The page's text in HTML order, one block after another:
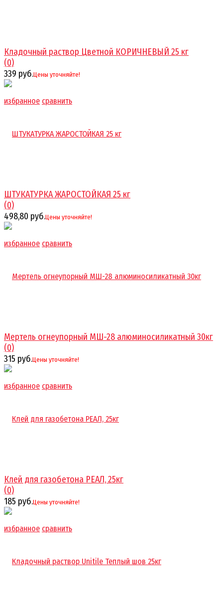
избранное сравнить
Кладочный раствор Цветной КОРИЧНЕВЫЙ 25 кг
(0)
339 руб.Цены уточняйте!
избранное сравнить
ШТУКАТУРКА ЖАРОСТОЙКАЯ 25 кг
(0)
498,80 руб.Цены уточняйте!
избранное сравнить
Мертель огнеупорный МШ-28 алюминосиликатный 30кг
(0)
315 руб.Цены уточняйте!
избранное сравнить
Клей для газобетона РЕАЛ, 25кг
(0)
185 руб.Цены уточняйте!